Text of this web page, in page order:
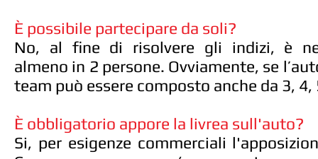
È possibile partecipare da soli?
No, al fine di risolvere gli indizi, è
almeno in 2 persone. Ovviamente, se
team può essere composto anche da 3, 4,
È obbligatorio appore la livrea sull'auto?
Si, per esigenze commerciali